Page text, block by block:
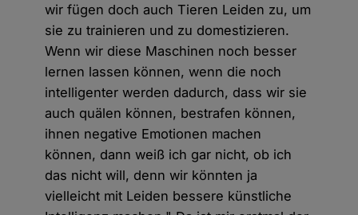
wir fügen doch auch Tieren Leiden zu, um
sie zu trainieren und zu domestizieren.
Wenn wir diese Maschinen noch besser
lernen lassen können, wenn die noch
intelligenter werden dadurch, dass wir sie
auch quälen können, bestrafen können,
ihnen negative Emotionen machen
können, dann weiß ich gar nicht, ob ich
das nicht will, denn wir könnten ja
vielleicht mit Leiden bessere künstliche